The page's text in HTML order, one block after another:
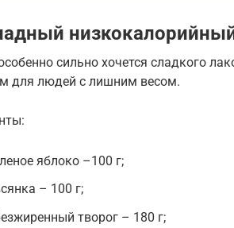
сильно хочется сладкого
для людей с лишним весом.
яблоко –100 г;
– 100 г;
творог – 180 г;